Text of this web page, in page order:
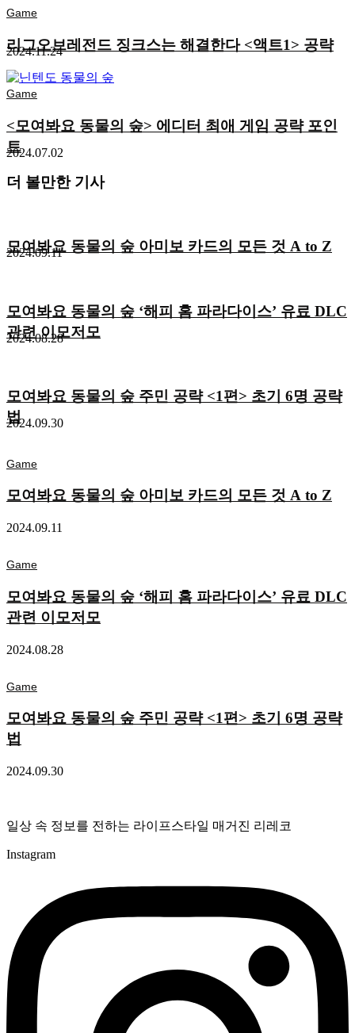
Game
리그오브레전드 징크스는 해결한다 <액트1> 공략
2024.11.24
Game
<모여봐요 동물의 숲> 에디터 최애 게임 공략 포인
트
2024.07.02
더 볼만한 기사
모여봐요 동물의 숲 아미보 카드의 모든 것 A to Z
2024.09.11
모여봐요 동물의 숲 ‘해피 홈 파라다이스’ 유료 DLC
관련 이모저모
2024.08.28
모여봐요 동물의 숲 주민 공략 <1편> 초기 6명 공략
법
2024.09.30
Game
모여봐요 동물의 숲 아미보 카드의 모든 것 A to Z
2024.09.11
Game
모여봐요 동물의 숲 ‘해피 홈 파라다이스’ 유료 DLC
관련 이모저모
2024.08.28
Game
모여봐요 동물의 숲 주민 공략 <1편> 초기 6명 공략
법
2024.09.30
일상 속 정보를 전하는 라이프스타일 매거진 리레코
Instagram